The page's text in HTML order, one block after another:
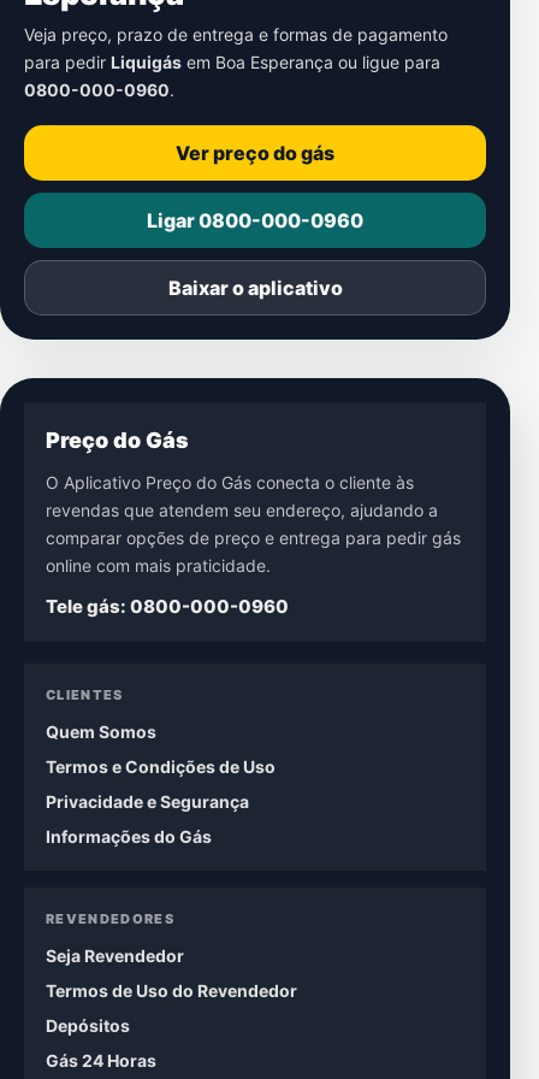
Veja preço, prazo de entrega e formas de pagamento
para pedir Liquigás em Boa Esperança ou ligue para
0800-000-0960.
Ver preço do gás
Ligar 0800-000-0960
Baixar o aplicativo
Preço do Gás
O Aplicativo Preço do Gás conecta o cliente às
revendas que atendem seu endereço, ajudando a
comparar opções de preço e entrega para pedir gás
online com mais praticidade.
Tele gás: 0800-000-0960
CLIENTES
Quem Somos
Termos e Condições de Uso
Privacidade e Segurança
Informações do Gás
REVENDEDORES
Seja Revendedor
Termos de Uso do Revendedor
Depósitos
Gás 24 Horas